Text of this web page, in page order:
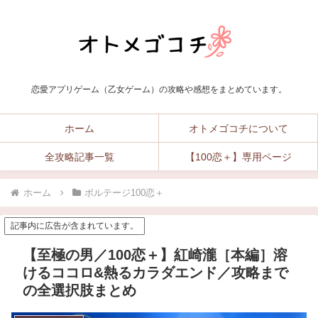
恋愛アプリゲーム（乙女ゲーム）の攻略や感想をまとめています。
ホーム オトメゴコチについて
全攻略記事一覧 【100恋＋】専用ページ
ホーム ボルテージ100恋＋
記事内に広告が含まれています。
【至極の男／100恋＋】紅崎瀧［本編］溶
けるココロ&熱るカラダエンド／攻略まで
の全選択肢まとめ